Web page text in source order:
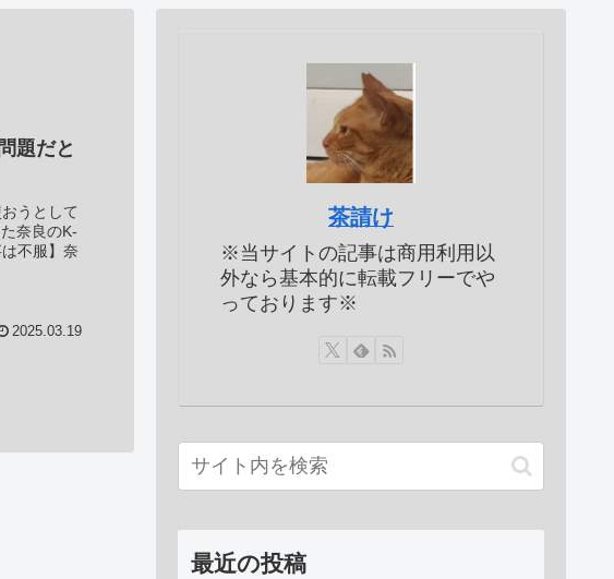
題だと
うとして
奈良のK-
不服】奈
2025.03.19
茶請け
※当サイトの記事は商用利用以
外なら基本的に転載フリーでや
っております※
最近の投稿